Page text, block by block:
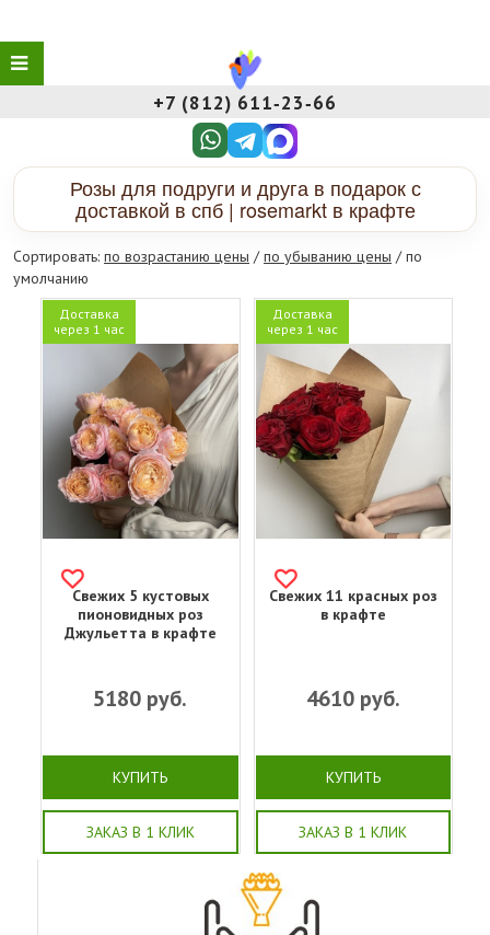
+7 (812) 611‑23‑66
Розы для подруги и друга в подарок с
доставкой в спб | rosemarkt в крафте
Сортировать: по возрастанию цены /по убыванию цены / по
умолчанию
Доставка
через 1 час
Свежих 5 кустовых
пионовидных роз
Джульетта в крафте
5180 руб.
КУПИТЬ
ЗАКАЗ В 1 КЛИК
Доставка
через 1 час
Свежих 11 красных роз
в крафте
4610руб.
КУПИТЬ
ЗАКАЗ В 1 КЛИК